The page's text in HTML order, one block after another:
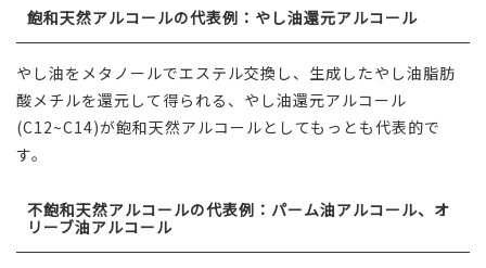
飽和天然アルコールの代表例：やし油還元アルコール
やし油をメタノールでエステル交換し、生成したやし油脂肪
酸メチルを還元して得られる、やし油還元アルコール
(C12~C14)が飽和天然アルコールとしてもっとも代表的で
す。
不飽和天然アルコールの代表例：パーム油アルコール、オ
リーブ油アルコール